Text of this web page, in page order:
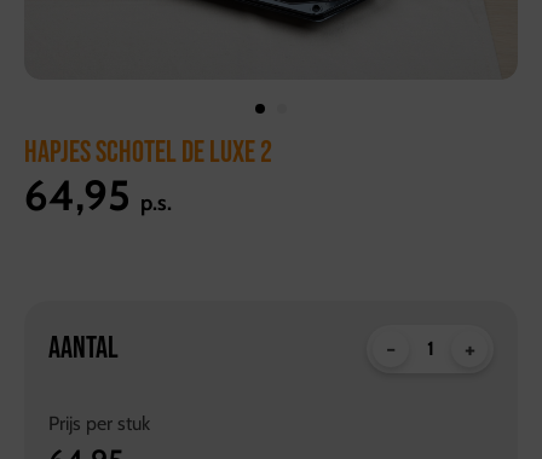
HAPJES SCHOTEL DE LUXE 2
64,95 p.s.
AANTAL - +
Prijs per stuk